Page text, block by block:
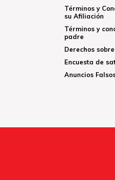
Términos y
su Afiliación
Términos y
padre
Derechos
Encuesta de
Anuncios